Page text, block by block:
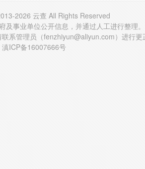
2026 云查 All Rights Reserved
及事业单位公开信息，并通过人工进行整理。
系管理员（fenzhiyun@aliyun.com）进行更
滇ICP备16007666号